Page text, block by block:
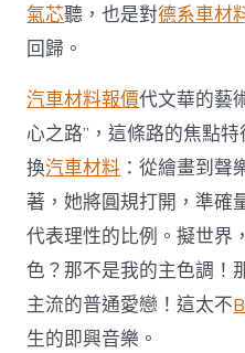
氣芯聽，也是對德系車材
回歸。
汽車材料報價代文華的藝
心之路”，這條路的焦點
換汽車材料 ：從繪畫到聲
著，她將圓規打開，準確
代表理性的比例。擬世界
色？那不是我的主色調！
主流的普通愛戀！這太不
生的即興音樂。